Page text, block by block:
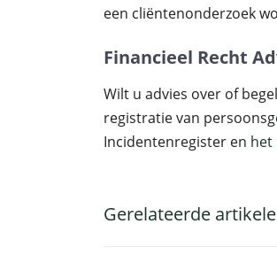
een cliëntenonderzoek
Financieel Recht
Wilt u advies over of
registratie van
Incidentenregister en het
Gerelateerde